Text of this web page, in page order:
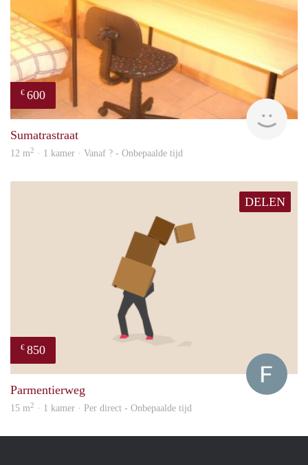
€ 600
Sumatrastraat
12 m2 · 1 kamer · Vanaf ? - Onbepaalde tijd
DELEN
€ 850
Parmentierweg
15 m2 · 1 kamer · Per direct - Onbepaalde tijd